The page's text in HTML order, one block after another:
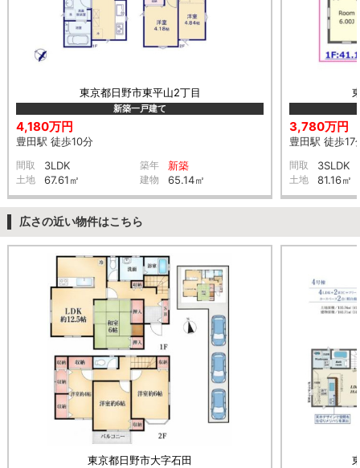
東京都日野市東平山2丁目
新築一戸建て
4,180万円
豊田駅 徒歩10分
間取 3LDK 築年 新築
土地 67.61㎡ 建物 65.14㎡
3,780万円
豊田駅 徒歩17
間取 3SLDK
土地 81.16㎡
広さの近い物件はこちら
東京都日野市大字石田